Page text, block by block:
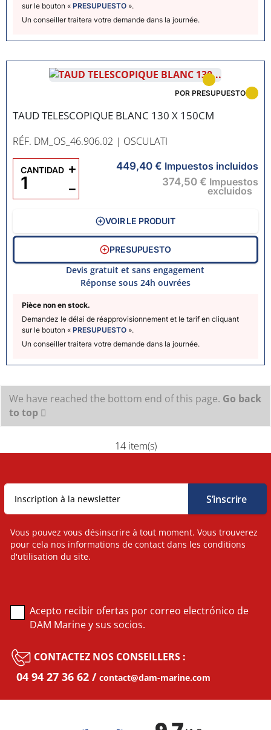
sur le bouton « PRESUPUESTO ».
Un conseiller traitera votre demande dans la journée.
TAUD TELESCOPIQUE BLANC 130 X 150CM
RÉF. DM_OS_46.906.02 | OSCULATI
Pièce non en stock.
Demandez le délai de réapprovisionnement et le tarif en cliquant
sur le bouton « PRESUPUESTO ».
Un conseiller traitera votre demande dans la journée.
POR PRESUPUESTO
449,40 € Impuestos incluidos
374,50 € Impuestos
excluidos
CANTIDAD
−
+
VOIR LE PRODUIT
PRESUPUESTO
Devis gratuit et sans engagement
Réponse sous 24h ouvrées
We have reached the bottom end of this page. Go back
to top
14 item(s)
Vous pouvez vous désinscrire à tout moment. Vous trouverez
pour cela nos informations de contact dans les conditions
d'utilisation du site.
Acepto recibir ofertas por correo electrónico de
DAM Marine y sus socios.
CONTACTEZ NOS CONSEILLERS :
04 94 27 36 62 contact@dam-marine.com